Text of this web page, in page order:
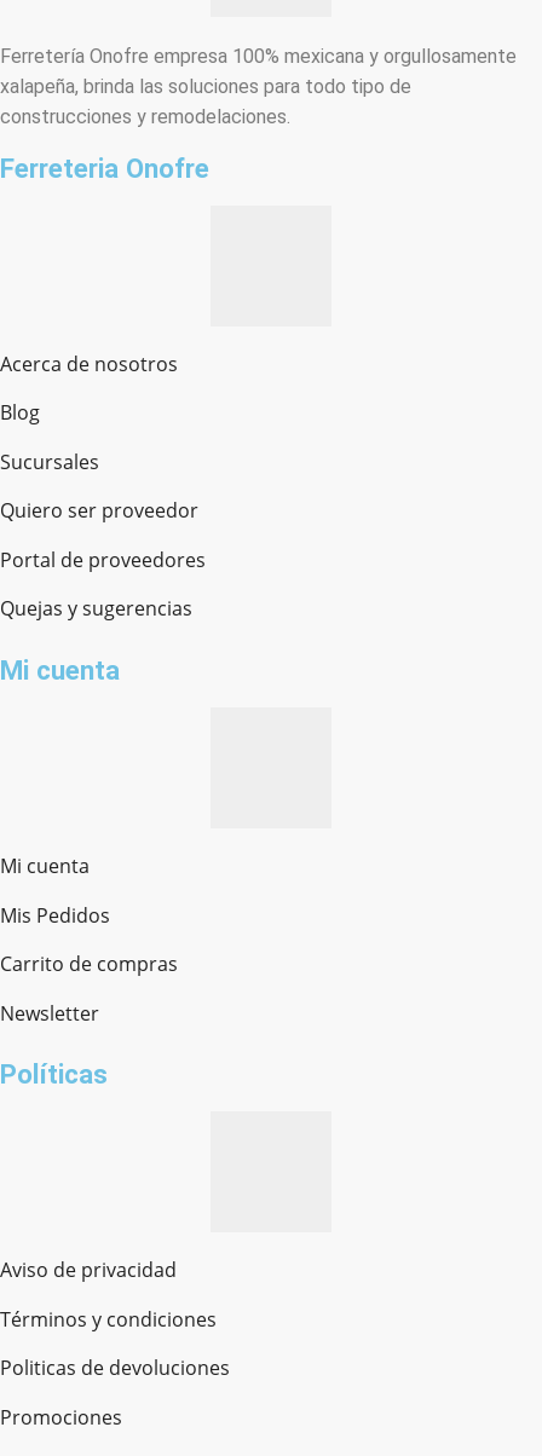
Ferretería Onofre empresa 100% mexicana y orgullosamente
xalapeña, brinda las soluciones para todo tipo de
construcciones y remodelaciones.
Ferreteria Onofre
Acerca de nosotros
Blog
Sucursales
Quiero ser proveedor
Portal de proveedores
Quejas y sugerencias
Mi cuenta
Mi cuenta
Mis Pedidos
Carrito de compras
Newsletter
Políticas
Aviso de privacidad
Términos y condiciones
Politicas de devoluciones
Promociones